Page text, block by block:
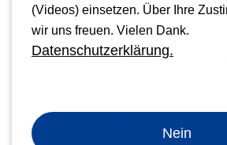
DIN A4 (weitere Formate auf Anfrage)
Farben Plastikspiralen
weiß, schwarz, rot, blau und grün (weitere
Plastikbindegeräte
Kombimaschinen Draht / Plastik
(Videos) einsetzen. Über Ihre
wir uns freuen. Vielen Dank.
Datenschutzerklärung.
Nein